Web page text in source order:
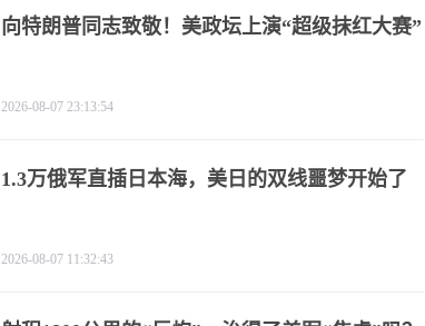
向特朗普同志致敬！美政坛上演“超级抹红大赛”
2026-08-07 23:13:54
1.3万俄军直插日本海，美日的双线噩梦开始了
2026-08-07 11:32:43